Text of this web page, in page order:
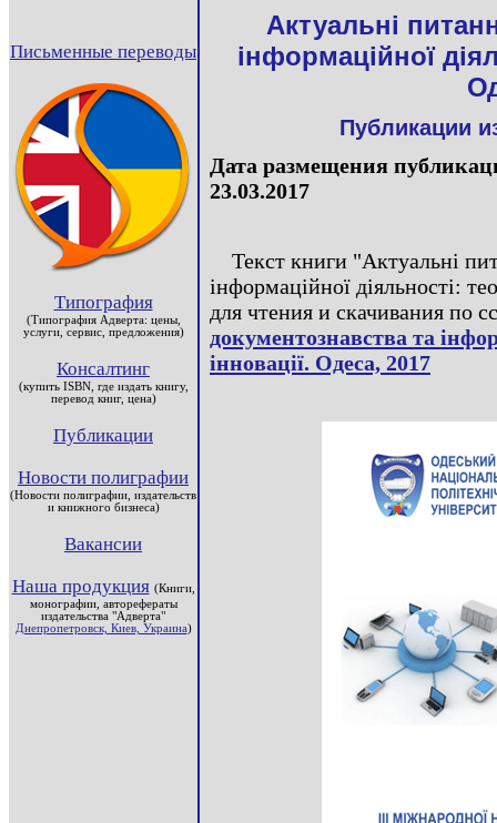
Письменные переводы
Типография
(Типография Адверта: цены,
услуги, сервис, предложения)
Консалтинг
(купить ISBN, где издать книгу,
перевод книг, цена)
Публикации
Новости полиграфии
(Новости полиграфии, издательств
и книжного бизнеса)
Вакансии
Наша продукция (Книги,
монографии, авторефераты
издательства "Адверта"
Днепропетровск, Киев, Украина)
Актуальні
інформаційної
Публикации
Дата размещения
23.03.2017
Текст книги "Актуальні
інформаційної діяльності:
для чтения и скачивания по
документознавства та
інновації. Одеса, 2017